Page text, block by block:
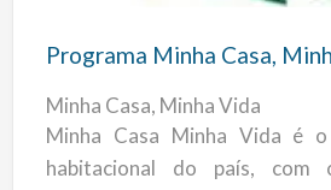
Casa,
Vida
PMCMV
Minha Casa, Minha Vida
Minha Casa Minha Vida é
habitacional do país, com